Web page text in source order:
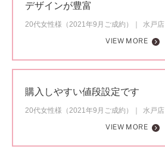
デザインが豊富
20代女性様（2021年9月ご成約）
水戸店
VIEW MORE
購入しやすい値段設定です
20代女性様（2021年9月ご成約）
水戸店
VIEW MORE